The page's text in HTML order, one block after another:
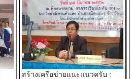
สร้างเครือข่ายแนะแนวครับ :